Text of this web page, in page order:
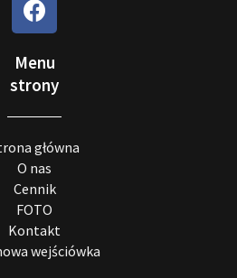
Menu
strony
główna
O nas
Cennik
FOTO
Kontakt
wejściówka